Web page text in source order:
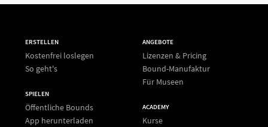
ERSTELLEN
Kostenfrei loslegen
So geht's
SPIELEN
Öffentliche Bounds
App herunterladen
ANGEBOTE
Lizenzen & Pricing
Bound-Manufaktur
Für Museen
ACADEMY
Kurse